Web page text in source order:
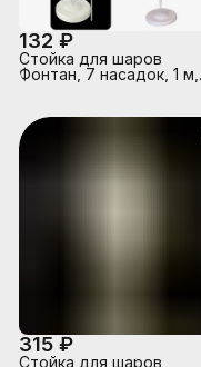
132 ₽
Стойка для шаров
Фонтан, 7 насадок, 1 м,
315 ₽
Стойка для шаров